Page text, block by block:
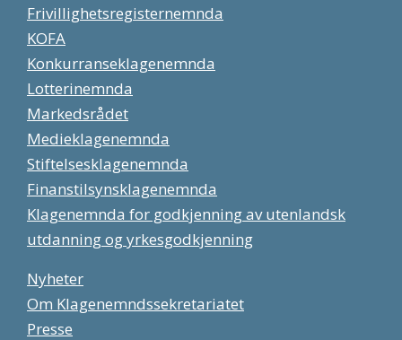
Frivillighetsregisternemnda
KOFA
Konkurranseklagenemnda
Lotterinemnda
Markedsrådet
Medieklagenemnda
Stiftelsesklagenemnda
Finanstilsynsklagenemnda
Klagenemnda for godkjenning av utenlandsk
utdanning og yrkesgodkjenning
Nyheter
Om Klagenemndssekretariatet
Presse